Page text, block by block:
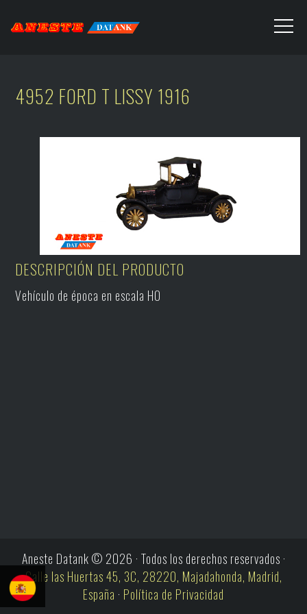
4952 FORD T LISSY 1916
DESCRIPCIÓN DEL PRODUCTO
Vehículo de época en escala H0
Aneste Datank © 2026 · Todos los derechos reservados ·
Calle las Huertas 45, 3C, 28220, Majadahonda, Madrid,
España · Política de Privacidad